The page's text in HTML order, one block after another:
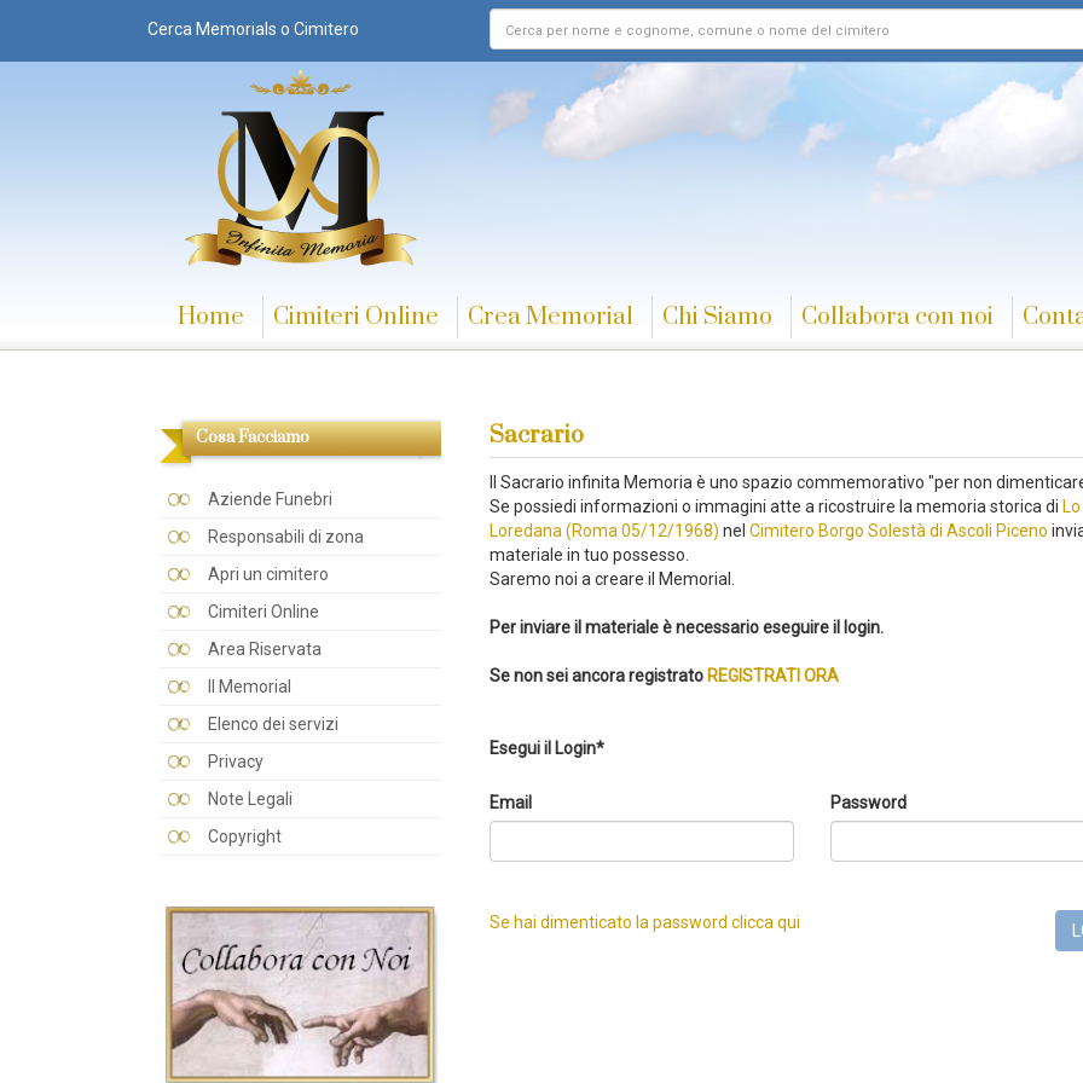
Cerca Memorials o Cimitero
Home Cimiteri Online Crea Memorial Chi Siamo Collabora con noi
Cosa Facciamo
Aziende Funebri
Responsabili di zona
Apri un cimitero
Cimiteri Online
Area Riservata
Il Memorial
Elenco dei servizi
Privacy
Note Legali
Copyright
Sacrario
Il Sacrario infinita Memoria è uno spazio commemorativo "per non
Se possiedi informazioni o immagini atte a ricostruire la memoria storica di
Loredana (Roma 05/12/1968) nel Cimitero Borgo Solestà di Ascoli Piceno
materiale in tuo possesso.
Saremo noi a creare il Memorial.
Per inviare il materiale è necessario eseguire il login.
Se non sei ancora registrato REGISTRATI ORA
Esegui il Login*
Email Password
Se hai dimenticato la password clicca qui